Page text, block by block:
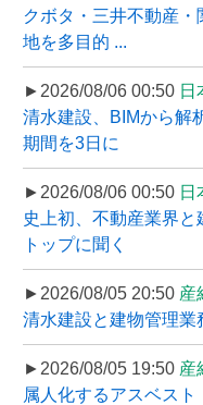
クボタ・三井不動産
地を多目的 ...
►2026/08/06 00:50 日
清水建設、BIMから解
期間を3日に
►2026/08/06 00:50 日
史上初、不動産業界
トップに聞く
►2026/08/05 20:50 産
清水建設と建物管理
►2026/08/05 19:50 産
属人化するアスベス